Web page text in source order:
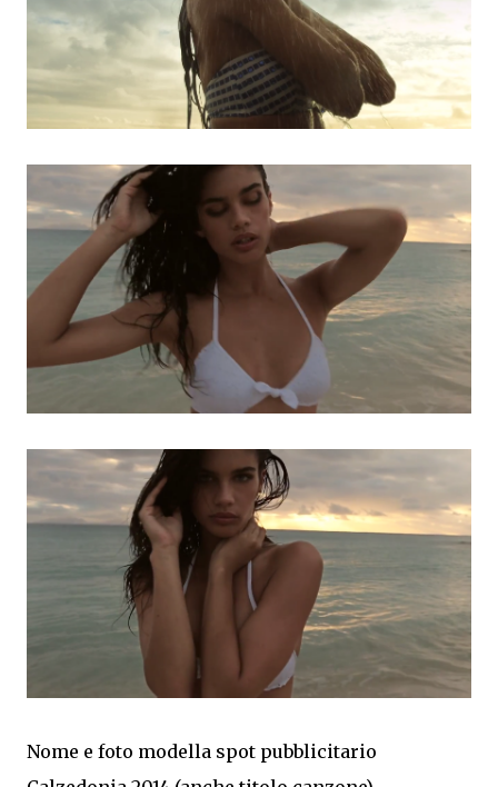
Nome e foto modella spot pubblicitario